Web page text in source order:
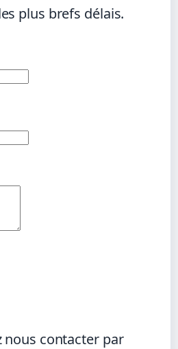
plus brefs délais.
nous contacter par